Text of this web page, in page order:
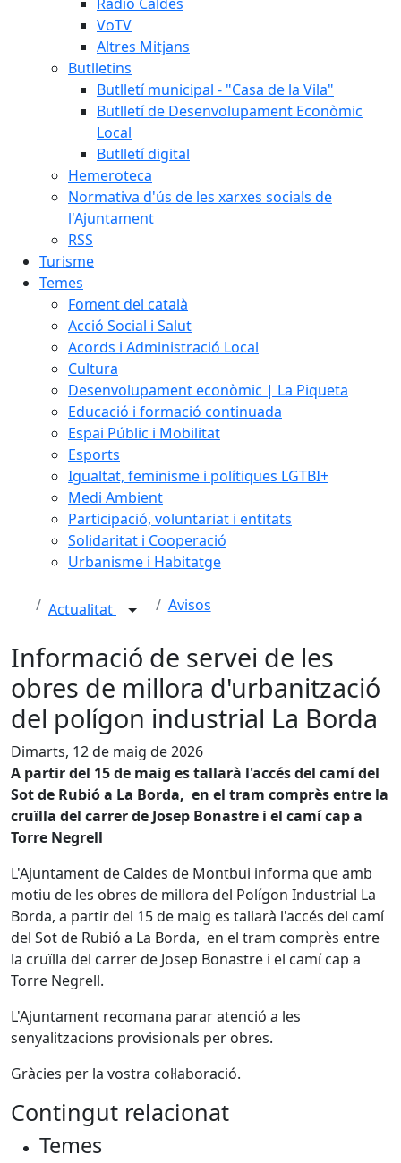
VoTV
Altres Mitjans
Butlletins
Butlletí municipal - "Casa de la Vila"
Butlletí de Desenvolupament Econòmic
Local
Butlletí digital
Hemeroteca
Normativa d'ús de les xarxes socials de
l'Ajuntament
RSS
Turisme
Temes
Foment del català
Acció Social i Salut
Acords i Administració Local
Cultura
Desenvolupament econòmic | La Piqueta
Educació i formació continuada
Espai Públic i Mobilitat
Esports
Igualtat, feminisme i polítiques LGTBI+
Medi Ambient
Participació, voluntariat i entitats
Solidaritat i Cooperació
Urbanisme i Habitatge
Actualitat Avisos
Informació de servei de les
obres de millora d'urbanització
del polígon industrial La Borda
Dimarts, 12 de maig de 2026
A partir del 15 de maig es tallarà l'accés del camí del
Sot de Rubió a La Borda, en el tram comprès entre la
cruïlla del carrer de Josep Bonastre i el camí cap a
Torre Negrell
L'Ajuntament de Caldes de Montbui informa que amb
motiu de les obres de millora del Polígon Industrial La
Borda, a partir del 15 de maig es tallarà l'accés del camí
del Sot de Rubió a La Borda, en el tram comprès entre
la cruïlla del carrer de Josep Bonastre i el camí cap a
Torre Negrell.
L'Ajuntament recomana parar atenció a les
senyalitzacions provisionals per obres.
Gràcies per la vostra col·laboració.
Contingut relacionat
Temes